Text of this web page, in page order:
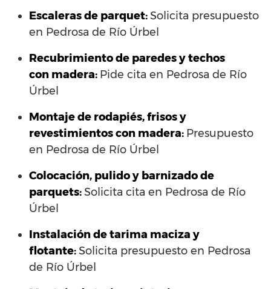
Escaleras de parquet:Solicita presupuesto
en Pedrosa de Río Úrbel
Recubrimiento de paredes y techos
con madera: Pide cita en Pedrosa de Río
Úrbel
Montaje de rodapiés, frisos y
revestimientos con madera: Presupuesto
en Pedrosa de Río Úrbel
Colocación, pulido y barnizado de
parquets:Solicita cita en Pedrosa de Río
Úrbel
Instalación de tarima maciza y
flotante:Solicita presupuesto en Pedrosa
de Río Úrbel